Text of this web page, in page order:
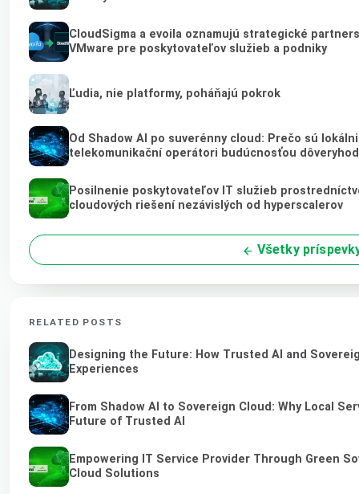
CloudSigma a evoila oznamujú strategické
VMware pre poskytovateľov služieb a podniky
Ľudia, nie platformy, poháňajú pokrok
Od Shadow AI po suverénny cloud: Prečo sú
telekomunikační operátori budúcnosťou
Posilnenie poskytovateľov IT služieb
cloudových riešení nezávislých od hyperscalerov
Všetky
RELATED POSTS
Designing the Future: How Trusted AI and
Experiences
From Shadow AI to Sovereign Cloud: Why Local
Future of Trusted AI
Empowering IT Service Provider Through Green
Cloud Solutions